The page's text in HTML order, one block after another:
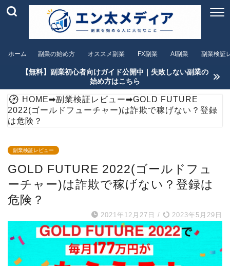
ホーム 副業の始め方 オススメ副業 FX副業 AI副業 副業検証
【無料】副業初心者向けガイド公開中｜失敗しない副業の
始め方はこちら
HOME➡副業検証レビュー➡GOLD FUTURE
2022(ゴールドフューチャー)は詐欺で稼げない？登録
は危険？
副業検証レビュー
GOLD FUTURE 2022(ゴールドフュ
ーチャー)は詐欺で稼げない？登録は
危険？
2021年12月27日 / 2023年5月29日